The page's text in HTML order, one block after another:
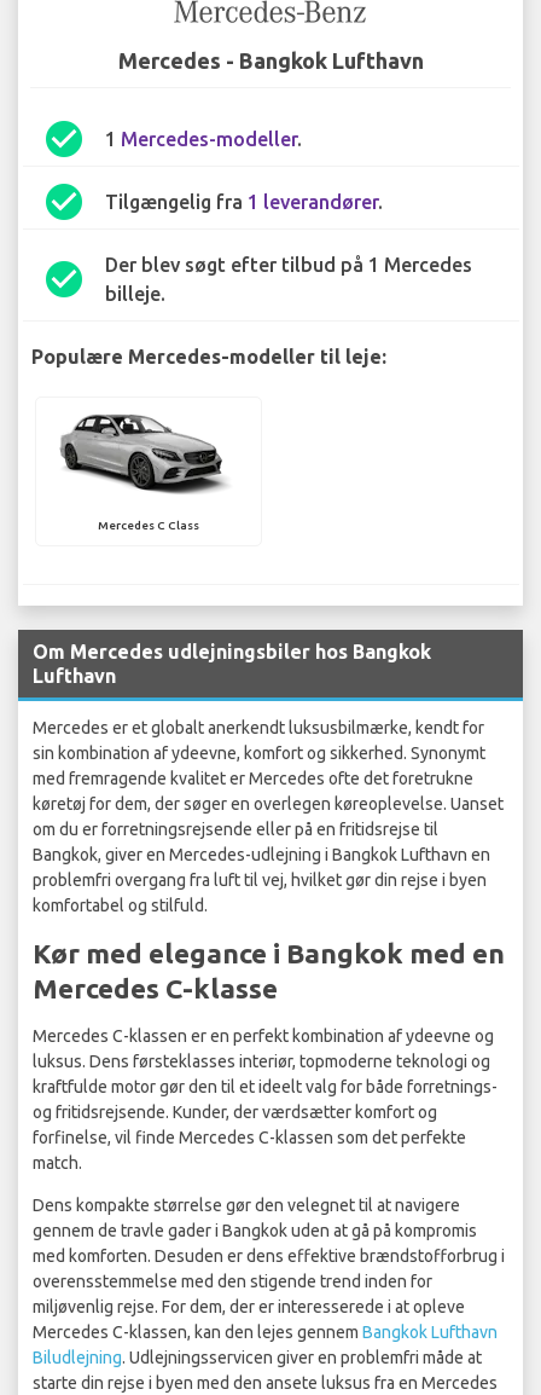
Mercedes - Bangkok Lufthavn
check_circle 1 Mercedes-modeller.
check_circle Tilgængelig fra 1 leverandører.
check_circle
Der blev søgt efter tilbud på 1 Mercedes
billeje.
Populære Mercedes-modeller til leje:
Mercedes C Class
Om Mercedes udlejningsbiler hos Bangkok
Lufthavn
Mercedes er et globalt anerkendt luksusbilmærke, kendt for
sin kombination af ydeevne, komfort og sikkerhed. Synonymt
med fremragende kvalitet er Mercedes ofte det foretrukne
køretøj for dem, der søger en overlegen køreoplevelse. Uanset
om du er forretningsrejsende eller på en fritidsrejse til
Bangkok, giver en Mercedes-udlejning i Bangkok Lufthavn en
problemfri overgang fra luft til vej, hvilket gør din rejse i byen
komfortabel og stilfuld.
Kør med elegance i Bangkok med en
Mercedes C-klasse
Mercedes C-klassen er en perfekt kombination af ydeevne og
luksus. Dens førsteklasses interiør, topmoderne teknologi og
kraftfulde motor gør den til et ideelt valg for både forretnings-
og fritidsrejsende. Kunder, der værdsætter komfort og
forfinelse, vil finde Mercedes C-klassen som det perfekte
match.
Dens kompakte størrelse gør den velegnet til at navigere
gennem de travle gader i Bangkok uden at gå på kompromis
med komforten. Desuden er dens effektive brændstofforbrug i
overensstemmelse med den stigende trend inden for
miljøvenlig rejse. For dem, der er interesserede i at opleve
Mercedes C-klassen, kan den lejes gennem Bangkok Lufthavn
Biludlejning. Udlejningsservicen giver en problemfri måde at
starte din rejse i byen med den ansete luksus fra en Mercedes